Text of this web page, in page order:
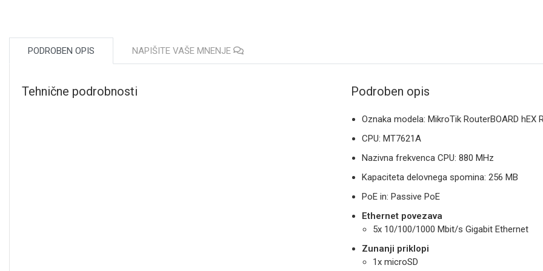
PODROBEN OPIS NAPIŠITE VAŠE MNENJE
Tehnične podrobnosti Podroben opis
Oznaka modela: MikroTik RouterBOARD hEX
CPU: MT7621A
Nazivna frekvenca CPU: 880 MHz
Kapaciteta delovnega spomina: 256 MB
PoE in: Passive PoE
Ethernet povezava
5x 10/100/1000 Mbit/s Gigabit Ethernet
Zunanji priklopi
1x microSD